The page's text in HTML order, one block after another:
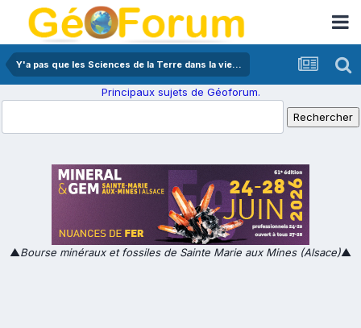
Y'a pas que les Sciences de la Terre dans la vie...
Principaux sujets de Géoforum.
▲Bourse minéraux et fossiles de Sainte Marie aux Mines (Alsace)▲